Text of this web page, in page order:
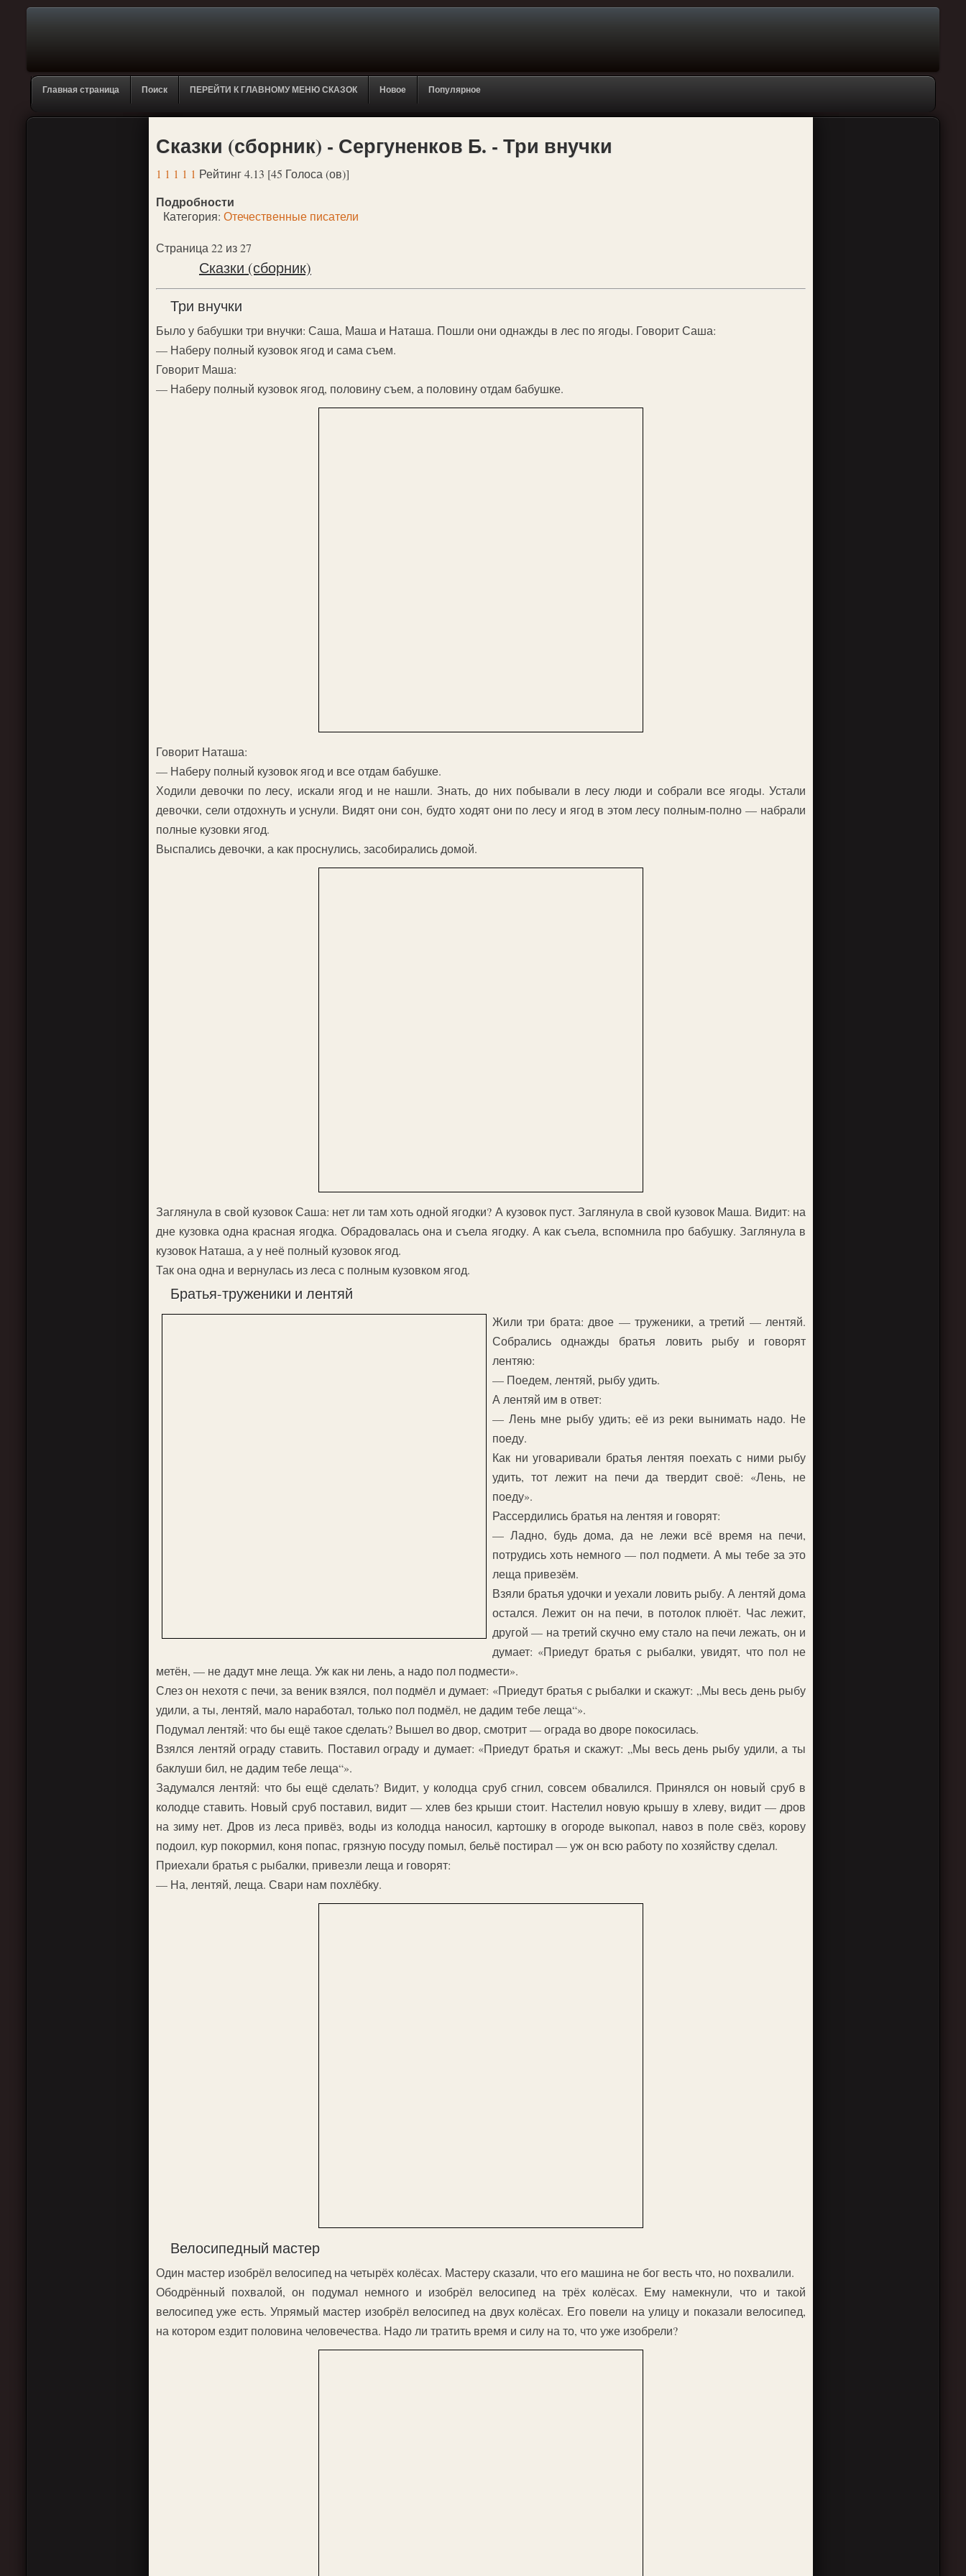
Главная страница Поиск ПЕРЕЙТИ К ГЛАВНОМУ МЕНЮ СКАЗОК Новое Популярное
Сказки (сборник) - Сергуненков Б. - Три внучки
1 1 1 1 1 Рейтинг 4.13 [45 Голоса (ов)]
Подробности
Категория: Отечественные писатели
Страница 22 из 27
Сказки (сборник)
Три внучки
Было у бабушки три внучки: Саша, Маша и Наташа. Пошли они однажды в лес по ягоды. Говорит Саша:
— Наберу полный кузовок ягод и сама съем.
Говорит Маша:
— Наберу полный кузовок ягод, половину съем, а половину отдам бабушке.
Говорит Наташа:
— Наберу полный кузовок ягод и все отдам бабушке.
Ходили девочки по лесу, искали ягод и не нашли. Знать, до них побывали в лесу люди и собрали все ягоды. Устали
девочки, сели отдохнуть и уснули. Видят они сон, будто ходят они по лесу и ягод в этом лесу полным-полно — набрали
полные кузовки ягод.
Выспались девочки, а как проснулись, засобирались домой.
Заглянула в свой кузовок Саша: нет ли там хоть одной ягодки? А кузовок пуст. Заглянула в свой кузовок Маша. Видит: на
дне кузовка одна красная ягодка. Обрадовалась она и съела ягодку. А как съела, вспомнила про бабушку. Заглянула в
кузовок Наташа, а у неё полный кузовок ягод.
Так она одна и вернулась из леса с полным кузовком ягод.
Братья-труженики и лентяй
Жили три брата: двое — труженики, а третий — лентяй.
Собрались однажды братья ловить рыбу и говорят
лентяю:
— Поедем, лентяй, рыбу удить.
А лентяй им в ответ:
— Лень мне рыбу удить; её из реки вынимать надо. Не
поеду.
Как ни уговаривали братья лентяя поехать с ними рыбу
удить, тот лежит на печи да твердит своё: «Лень, не
поеду».
Рассердились братья на лентяя и говорят:
— Ладно, будь дома, да не лежи всё время на печи,
потрудись хоть немного — пол подмети. А мы тебе за это
леща привезём.
Взяли братья удочки и уехали ловить рыбу. А лентяй дома
остался. Лежит он на печи, в потолок плюёт. Час лежит,
другой — на третий скучно ему стало на печи лежать, он и
думает: «Приедут братья с рыбалки, увидят, что пол не
метён, — не дадут мне леща. Уж как ни лень, а надо пол подмести».
Слез он нехотя с печи, за веник взялся, пол подмёл и думает: «Приедут братья с рыбалки и скажут: „Мы весь день рыбу
удили, а ты, лентяй, мало наработал, только пол подмёл, не дадим тебе леща“».
Подумал лентяй: что бы ещё такое сделать? Вышел во двор, смотрит — ограда во дворе покосилась.
Взялся лентяй ограду ставить. Поставил ограду и думает: «Приедут братья и скажут: „Мы весь день рыбу удили, а ты
баклуши бил, не дадим тебе леща“».
Задумался лентяй: что бы ещё сделать? Видит, у колодца сруб сгнил, совсем обвалился. Принялся он новый сруб в
колодце ставить. Новый сруб поставил, видит — хлев без крыши стоит. Настелил новую крышу в хлеву, видит — дров
на зиму нет. Дров из леса привёз, воды из колодца наносил, картошку в огороде выкопал, навоз в поле свёз, корову
подоил, кур покормил, коня попас, грязную посуду помыл, бельё постирал — уж он всю работу по хозяйству сделал.
Приехали братья с рыбалки, привезли леща и говорят:
— На, лентяй, леща. Свари нам похлёбку.
Велосипедный мастер
Один мастер изобрёл велосипед на четырёх колёсах. Мастеру сказали, что его машина не бог весть что, но похвалили.
Ободрённый похвалой, он подумал немного и изобрёл велосипед на трёх колёсах. Ему намекнули, что и такой
велосипед уже есть. Упрямый мастер изобрёл велосипед на двух колёсах. Его повели на улицу и показали велосипед,
на котором ездит половина человечества. Надо ли тратить время и силу на то, что уже изобрели?